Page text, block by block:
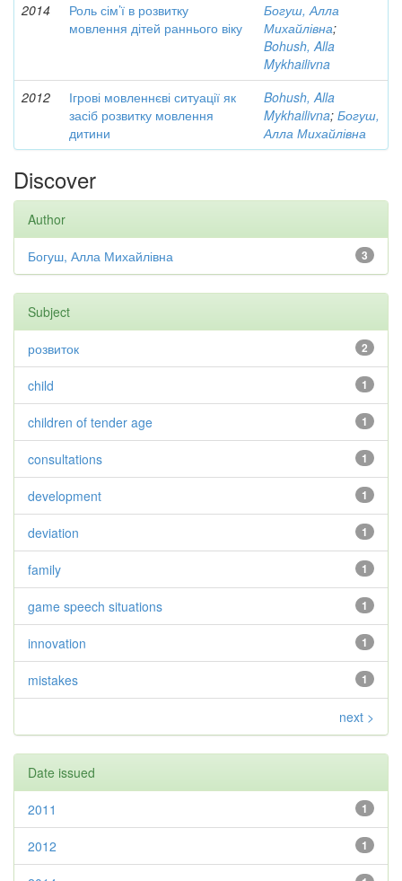
2014
Роль сім’ї в розвитку
мовлення дітей раннього віку
Богуш, Алла
Михайлівна;
Bohush, Alla
Mykhailivna
2012
Ігрові мовленнєві ситуації як
засіб розвитку мовлення
дитини
Bohush, Alla
Mykhailivna; Богуш,
Алла Михайлівна
Discover
Author
3
Богуш, Алла Михайлівна
Subject
2
розвиток
1
child
1
children of tender age
1
consultations
1
development
1
deviation
1
family
1
game speech situations
1
innovation
1
mistakes
next >
Date issued
1
2011
1
2012